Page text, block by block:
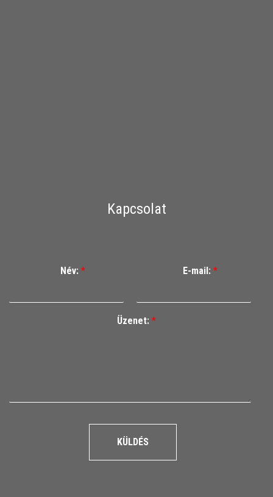
Kapcsolat
Név: * E-mail: *
Üzenet: *
KÜLDÉS